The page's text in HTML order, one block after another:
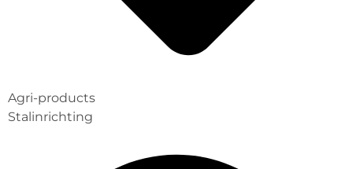
Agri-products
Stalinrichting